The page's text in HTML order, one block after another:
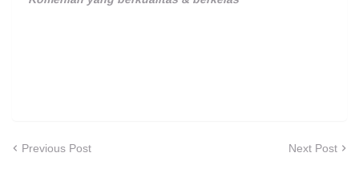
Previous Post Next Post